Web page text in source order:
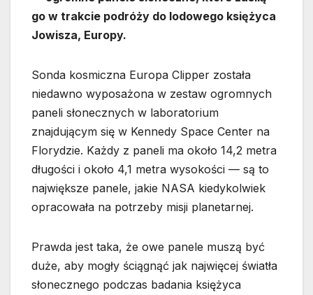
go w trakcie podróży do lodowego księżyca
Jowisza, Europy.
Sonda kosmiczna Europa Clipper została
niedawno wyposażona w zestaw ogromnych
paneli słonecznych w laboratorium
znajdującym się w Kennedy Space Center na
Florydzie. Każdy z paneli ma około 14,2 metra
długości i około 4,1 metra wysokości — są to
największe panele, jakie NASA kiedykolwiek
opracowała na potrzeby misji planetarnej.
Prawda jest taka, że owe panele muszą być
duże, aby mogły ściągnąć jak najwięcej światła
słonecznego podczas badania księżyca